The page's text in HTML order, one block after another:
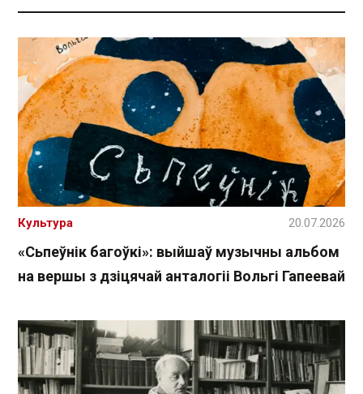
«Сьпеўнік багоўкі»: выйшаў музычны альбом
на вершы з дзіцячай анталогіі Вольгі Гапеевай
Культура 20.07.2026